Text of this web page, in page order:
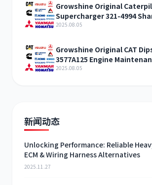
Growshine Original
Supercharger 321-4994
2025.08.05
Growshine Original CAT
3577A125 Engine
2025.08.05
新闻动态
Unlocking Performance: Reliable
ECM & Wiring Harness Alternatives
2025.11.27